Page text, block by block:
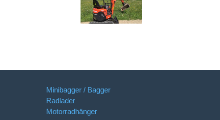
Minibagger / Bagger
Radlader
Motorradhänger